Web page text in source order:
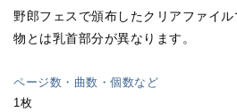
野郎フェスで頒布したクリアファイ
物とは乳首部分が異なります。
ページ数・曲数・個数など
1枚